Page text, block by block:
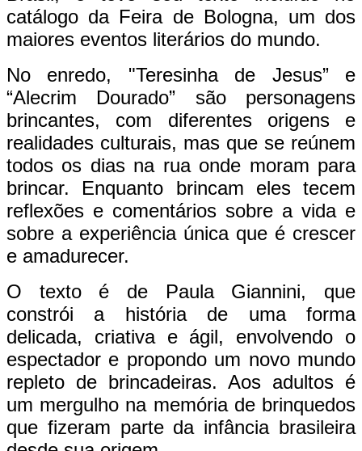
catálogo da Feira de Bologna, um dos
maiores eventos literários do mundo.
No enredo, "Teresinha de Jesus” e
“Alecrim Dourado” são personagens
brincantes, com diferentes origens e
realidades culturais, mas que se reúnem
todos os dias na rua onde moram para
brincar. Enquanto brincam eles tecem
reflexões e comentários sobre a vida e
sobre a experiência única que é crescer
e amadurecer.
O texto é de Paula Giannini, que
constrói a história de uma forma
delicada, criativa e ágil, envolvendo o
espectador e propondo um novo mundo
repleto de brincadeiras. Aos adultos é
um mergulho na memória de brinquedos
que fizeram parte da infância brasileira